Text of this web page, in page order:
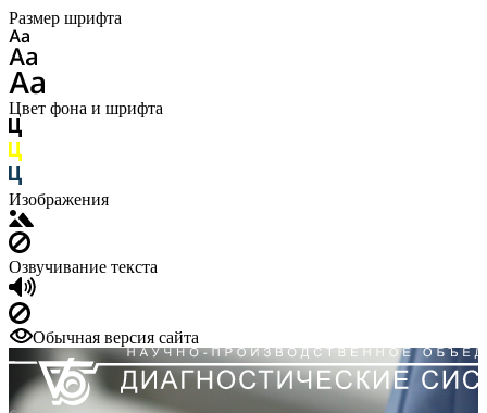
Размер шрифта
Цвет фона и шрифта
Изображения
Озвучивание текста
Обычная версия сайта